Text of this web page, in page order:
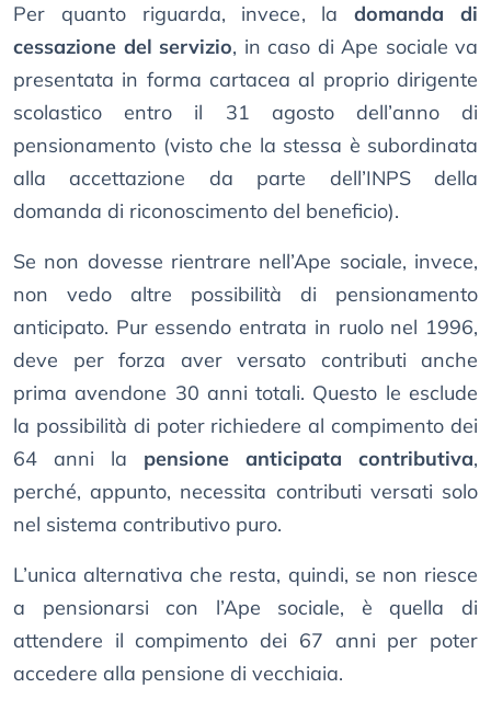
Per quanto riguarda, invece, ladomanda di
cessazione del servizio, in caso di Ape sociale va
presentata in forma cartacea al proprio dirigente
scolastico entro il 31 agosto dell’anno di
pensionamento (visto che la stessa è subordinata
alla accettazione da parte dell’INPS della
domanda di riconoscimento del beneficio).
Se non dovesse rientrare nell’Ape sociale, invece,
non vedo altre possibilità di pensionamento
anticipato. Pur essendo entrata in ruolo nel 1996,
deve per forza aver versato contributi anche
prima avendone 30 anni totali. Questo le esclude
la possibilità di poter richiedere al compimento dei
64 anni la pensione anticipata contributiva,
perché, appunto, necessita contributi versati solo
nel sistema contributivo puro.
L’unica alternativa che resta, quindi, se non riesce
a pensionarsi con l’Ape sociale, è quella di
attendere il compimento dei 67 anni per poter
accedere alla pensione di vecchiaia.